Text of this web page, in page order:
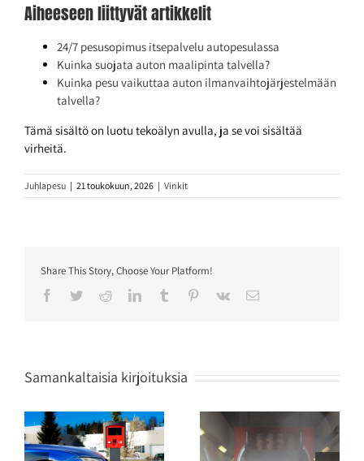
Aiheeseen liittyvät artikkelit
24/7 pesusopimus itsepalvelu autopesulassa
Kuinka suojata auton maalipinta talvella?
Kuinka pesu vaikuttaa auton ilmanvaihtojärjestelmään
talvella?
Tämä sisältö on luotu tekoälyn avulla, ja se voi sisältää
virheitä.
Juhlapesu | 21 toukokuun, 2026 | Vinkit
Share This Story, Choose Your Platform!
Facebook
TwitterRedditLinkedInTumblr Pinterest
Vk Sähköposti
Samankaltaisia kirjoituksia